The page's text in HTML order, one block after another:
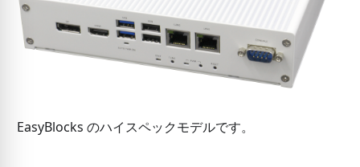
EasyBlocks のハイスペックモデルです。